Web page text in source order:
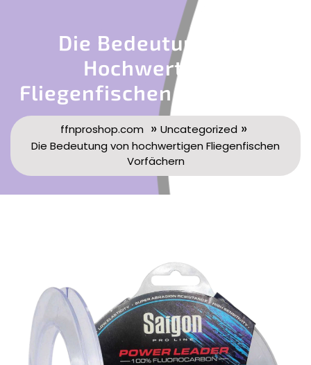
Die Bedeutung Von
Hochwertigen
Fliegenfischen Vorfächern
ffnproshop.com » Uncategorized »
Die Bedeutung von hochwertigen Fliegenfischen
Vorfächern